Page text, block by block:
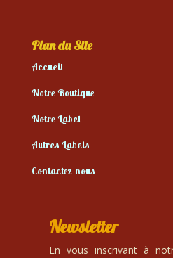
Plan du Site
Accueil
Notre Boutique
Notre Label
Autres Labels
Contactez-nous
Newsletter
En vous inscrivant à